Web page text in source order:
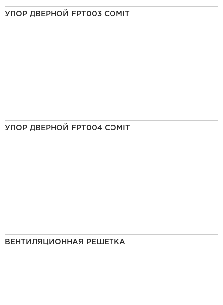
УПОР ДВЕРНОЙ FPT003 COMIT
УПОР ДВЕРНОЙ FPT004 COMIT
ВЕНТИЛЯЦИОННАЯ РЕШЕТКА